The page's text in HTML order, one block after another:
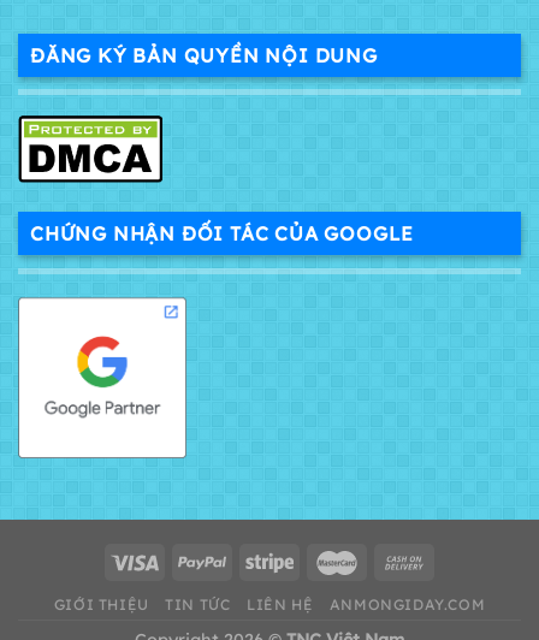
ĐĂNG KÝ BẢN QUYỀN NỘI DUNG
CHỨNG NHẬN ĐỐI TÁC CỦA GOOGLE
GIỚI THIỆU TIN TỨC LIÊN HỆ ANMONGIDAY.COM